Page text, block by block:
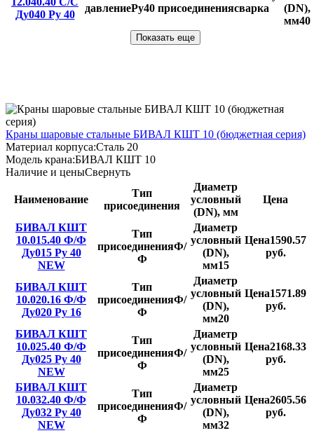
Ду040 Ру 40
давлениеРу40 присоединениясварка
(DN),
мм40
Показать еще
Краны шаровые стальные БИВАЛ КШТ 10 (бюджетная серия)
Материал корпуса:Сталь 20
Модель крана:БИВАЛ КШТ 10
Наличие и ценыСвернуть
Наименование
Тип
присоединения
Диаметр
условный
(DN), мм
Цена
БИВАЛ КШТ
10.015.40 Ф/Ф
Ду015 Ру 40
NEW
Тип
присоединенияФ/
Ф
Диаметр
условный
(DN),
мм15
Цена1590.57
руб.
БИВАЛ КШТ
10.020.16 Ф/Ф
Ду020 Ру 16
Тип
присоединенияФ/
Ф
Диаметр
условный
(DN),
мм20
Цена1571.89
руб.
БИВАЛ КШТ
10.025.40 Ф/Ф
Ду025 Ру 40
NEW
Тип
присоединенияФ/
Ф
Диаметр
условный
(DN),
мм25
Цена2168.33
руб.
БИВАЛ КШТ
10.032.40 Ф/Ф
Ду032 Ру 40
NEW
Тип
присоединенияФ/
Ф
Диаметр
условный
(DN),
мм32
Цена2605.56
руб.